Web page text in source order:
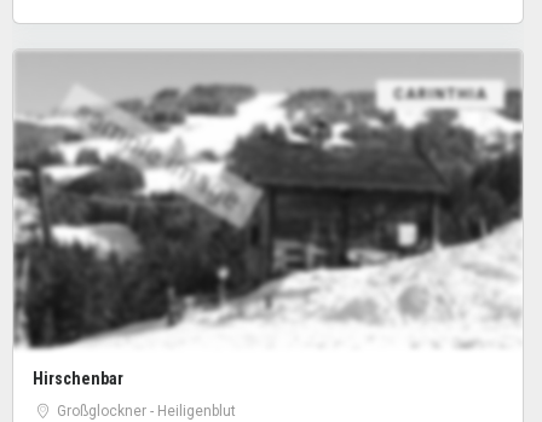
sample image
CARINTHIA
Hirschenbar
Großglockner - Heiligenblut